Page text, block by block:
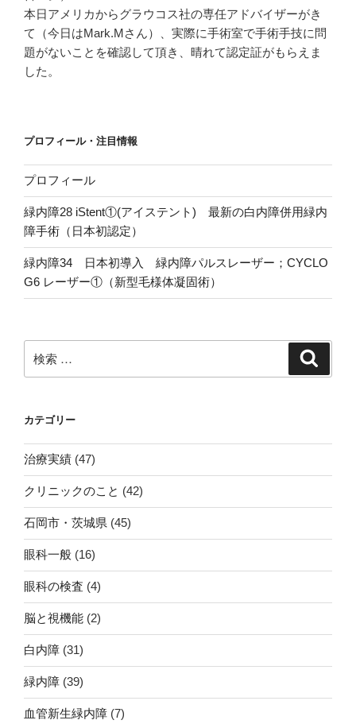
本日アメリカからグラウコス社の専任アドバイザーがき
て（今日はMark.Mさん）、実際に手術室で手術手技に問
題がないことを確認して頂き、晴れて認定証がもらえま
した。
プロフィール・注目情報
プロフィール
緑内障28 iStent①(アイステント) 最新の白内障併用緑内
障手術（日本初認定）
緑内障34 日本初導入 緑内障パルスレーザー；CYCLO
G6 レーザー①（新型毛様体凝固術）
索:
カテゴリー
治療実績 (47)
クリニックのこと (42)
石岡市・茨城県 (45)
眼科一般 (16)
眼科の検査 (4)
脳と視機能 (2)
白内障 (31)
緑内障 (39)
血管新生緑内障 (7)